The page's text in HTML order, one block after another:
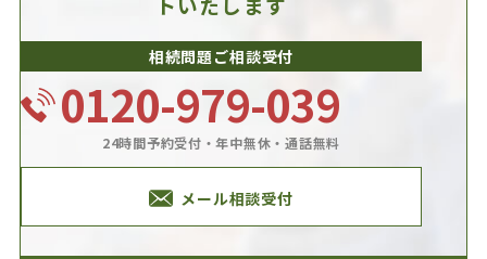
相続問題ご相談受付
0120-979-039
24時間予約受付・年中無休・通話無料
メール相談受付